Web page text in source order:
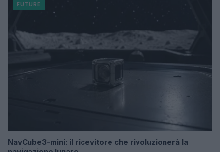
FUTURE
NavCube3-mini: il ricevitore che rivoluzionerà la